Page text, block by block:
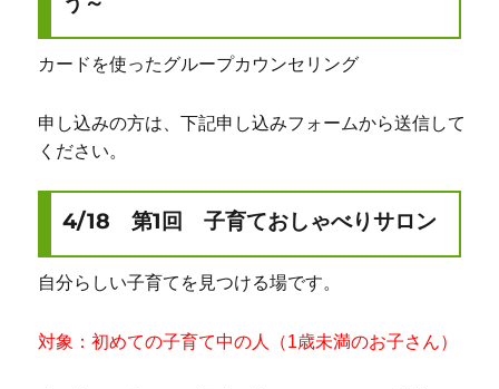
カードを使ったグループカウンセリング
申し込みの方は、下記申し込みフォームから送信して
ください。
4/18 第1回 子育ておしゃべりサロン
自分らしい子育てを見つける場です。
対象：初めての子育て中の人（1歳未満のお子さん）